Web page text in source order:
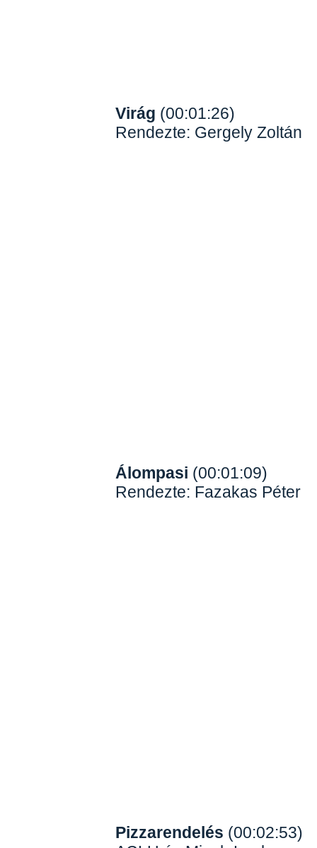
Virág (00:01:26)
Rendezte: Gergely Zoltán
Álompasi (00:01:09)
Rendezte: Fazakas Péter
Pizzarendelés (00:02:53)